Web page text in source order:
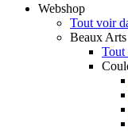
Webshop
Tout voir
Beaux Arts
Tout